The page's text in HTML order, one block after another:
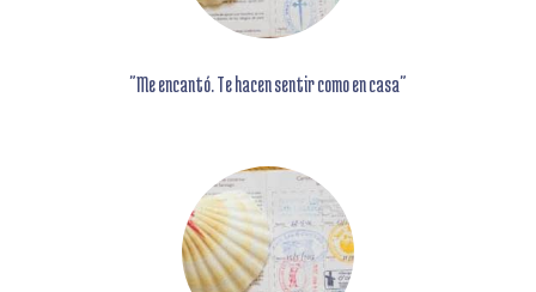
"Me encantó. Te hacen sentir como en casa"